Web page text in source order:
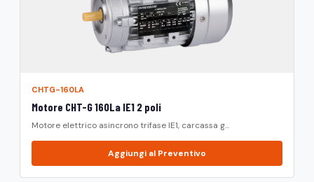
CHTG-160LA
Motore CHT-G 160La IE1 2 poli
Motore elettrico asincrono trifase IE1, carcassa g...
Aggiungi al Preventivo